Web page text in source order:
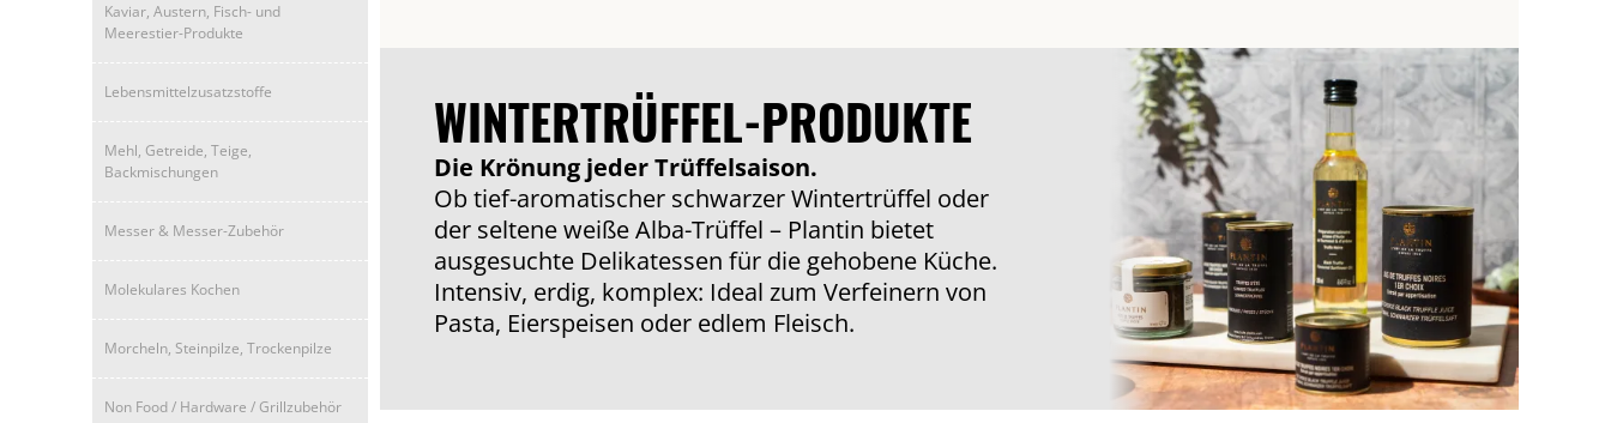
Kaviar, Austern, Fisch- und
Meerestier-Produkte
Lebensmittelzusatzstoffe
Mehl, Getreide, Teige,
Backmischungen
Messer & Messer-Zubehör
Molekulares Kochen
Morcheln, Steinpilze, Trockenpilze
Non Food / Hardware / Grillzubehör
WINTERTRÜFFEL-PRODUKTE
Die Krönung jeder Trüffelsaison.
Ob tief-aromatischer schwarzer Wintertrüffel oder
der seltene weiße Alba-Trüffel – Plantin bietet
ausgesuchte Delikatessen für die gehobene Küche.
Intensiv, erdig, komplex: Ideal zum Verfeinern von
Pasta, Eierspeisen oder edlem Fleisch.